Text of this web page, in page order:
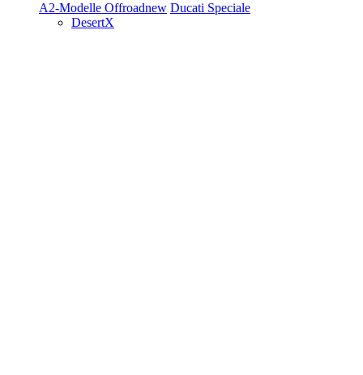
A2-Modelle Offroadnew Ducati Speciale
DesertX